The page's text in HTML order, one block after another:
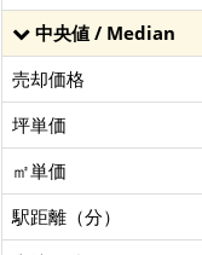
中央値 / Median
売却価格
坪単価
㎡単価
駅距離（分）